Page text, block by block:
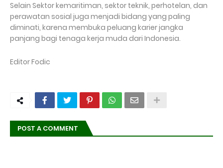
Selain Sektor kemaritiman, sektor teknik, perhotelan, dan
perawatan sosial juga menjadi bidang yang paling
diminati, karena membuka peluang karier jangka
panjang bagi tenaga kerja muda dari Indonesia.
Editor Fodic
POST A COMMENT